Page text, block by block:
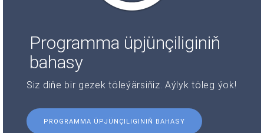
Programma üpjünçiliginiň
bahasy
Siz diňe bir gezek töleýärsiňiz. Aýlyk töleg ýok!
PROGRAMMA ÜPJÜNÇILIGINIŇ BAHASY